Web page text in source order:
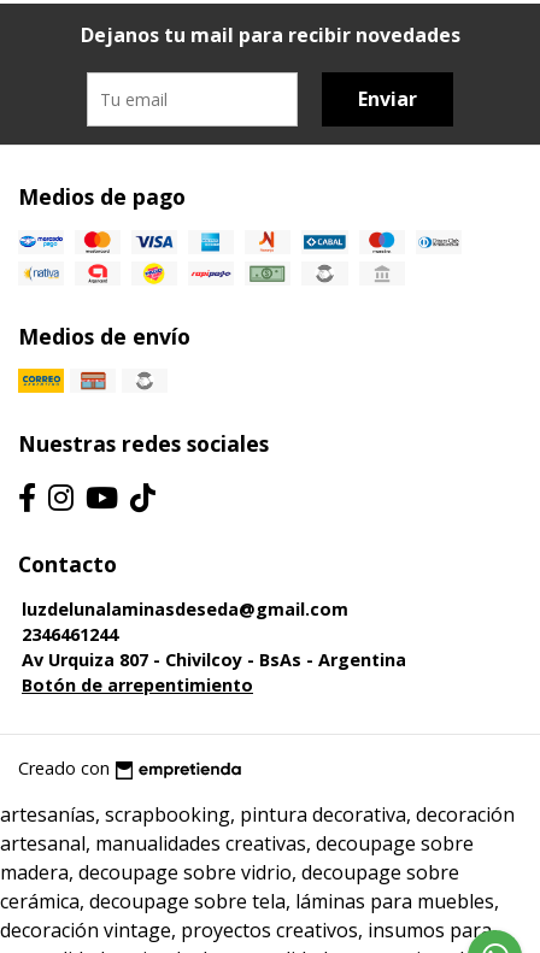
Dejanos tu mail para recibir novedades
Enviar
Medios de pago
Medios de envío
Nuestras redes sociales
Contacto
luzdelunalaminasdeseda@gmail.com
2346461244
Av Urquiza 807 - Chivilcoy - BsAs - Argentina
Botón de arrepentimiento
Creado con
artesanías, scrapbooking, pintura decorativa, decoración
artesanal, manualidades creativas, decoupage sobre
madera, decoupage sobre vidrio, decoupage sobre
cerámica, decoupage sobre tela, láminas para muebles,
decoración vintage, proyectos creativos, insumos para